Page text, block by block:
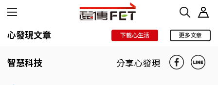
心發現文章 下載心生活 更多文章
智慧科技 分享心發現